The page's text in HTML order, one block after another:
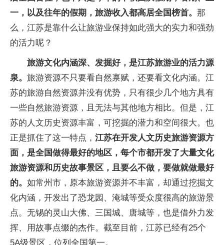
一，以及往年的假期，旅游收入都高居全国榜首。 那
么，江苏是靠什么让旅游业保持如此强大的实力和强劲
的活力呢？
旅游文化内涵深、发掘好，是江苏旅游业的活力源
泉。 旅游资源不只要看自然禀赋，还要看文化内涵。江
苏的旅游自然资源并没有优势，只有很少几个地方具有
一些自然旅游资源，且无法与其他地方相比。但是，江
苏的人文历史资源丰富，可挖掘的潜力和空间很大。也
正是抓住了这一特点， 江苏在开发人文历史旅游资源方
面，是全国做得最好的地区，每个市都开发了大量文化
旅游资源和历史故事景区，且要么不做，要做就做最好
的。 如常州市，原本旅游资源并不丰富，却通过挖掘文
化内涵，开发出了恐龙园、淹城等受众度很高的旅游景
点。无锡的灵山大佛、三国城、唐城等，也是借外力发
挥、用故事点缀的杰作。截至目前，江苏已经有25个
5A级景区，位列全国第一。